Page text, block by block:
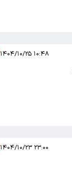
۱۴۰۴/۱۰/۲۵ ۱۰:۴۸
۱۴۰۴/۱۰/۲۳ ۲۳:۰۰